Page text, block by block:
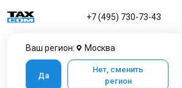
Ваш регион: Москва
Да
Нет, сменить
регион
+7 (495) 730-73-43
Весовое
Весы настольные
Торговые настольные весы M-ER 329 AC-15.2